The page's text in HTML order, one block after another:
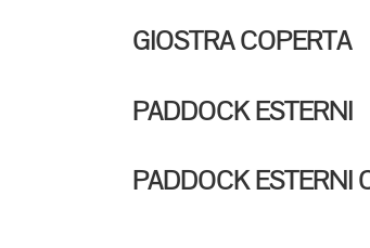
GIOSTRA COPERTA
PADDOCK ESTERNI
PADDOCK ESTERNI